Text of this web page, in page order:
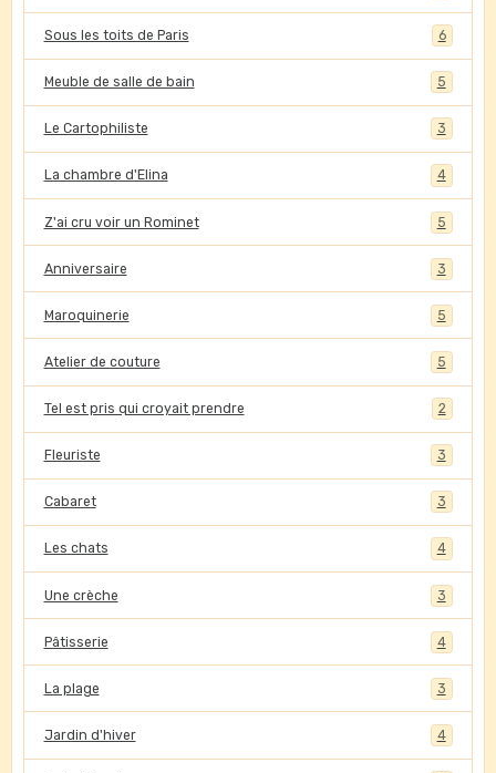
Sous les toits de Paris 6
Meuble de salle de bain 5
Le Cartophiliste 3
La chambre d'Elina 4
Z'ai cru voir un Rominet 5
Anniversaire 3
Maroquinerie 5
Atelier de couture 5
Tel est pris qui croyait prendre 2
Fleuriste 3
Cabaret 3
Les chats 4
Une crèche 3
Pâtisserie 4
La plage 3
Jardin d'hiver 4